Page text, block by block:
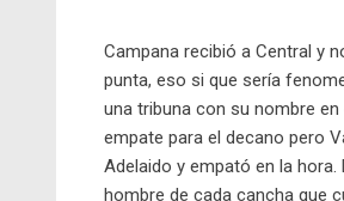
Campana recibió a Central y
punta, eso si que sería
una tribuna con su nombre
empate para el decano pero
Adelaido y empató en la
hombre de cada cancha que